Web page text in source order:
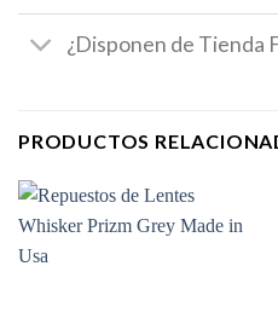
¿Disponen de Tienda
PRODUCTOS